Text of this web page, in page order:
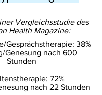
Vergleichsstudie des
Health Magazine:
Gesprächstherapie: 38%
Genesung nach 600
Stunden
72%
nach 22 Stunden